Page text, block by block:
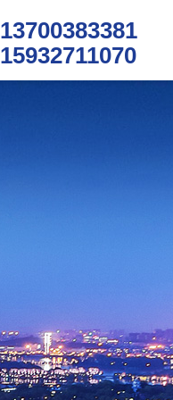
13700383381
15932711070